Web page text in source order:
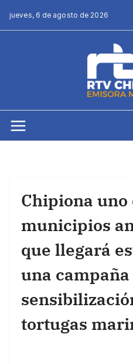
jueves, 6 de agosto de 2026
Chipiona uno
municipios
que llegará
una campaña
tortugas